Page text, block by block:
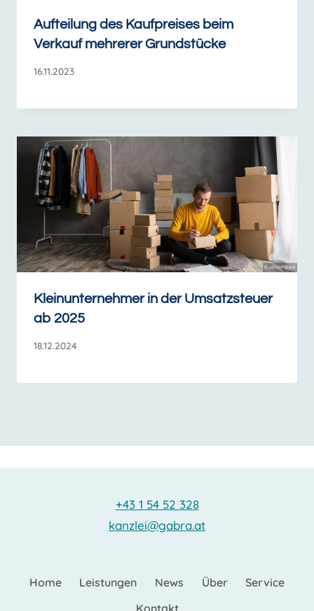
Aufteilung des Kaufpreises beim
Verkauf mehrerer Grundstücke
16.11.2023
Kleinunternehmer in der Umsatzsteuer
ab 2025
18.12.2024
+43 1 54 52 328
kanzlei@gabra.at
Home Leistungen News Über
Service